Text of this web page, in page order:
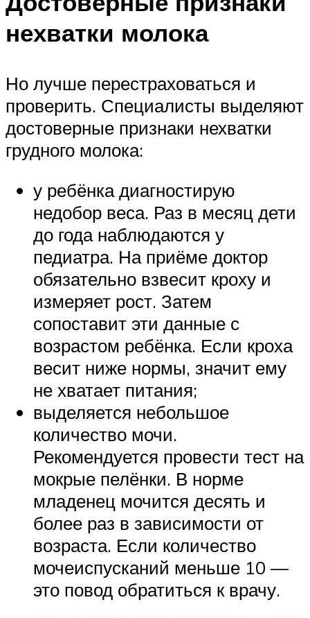
нехватки молока
Но лучше перестраховаться и
проверить. Специалисты выделяют
достоверные признаки нехватки
грудного молока:
у ребёнка диагностирую
недобор веса. Раз в месяц дети
до года наблюдаются у
педиатра. На приёме доктор
обязательно взвесит кроху и
измеряет рост. Затем
сопоставит эти данные с
возрастом ребёнка. Если кроха
весит ниже нормы, значит ему
не хватает питания;
выделяется небольшое
количество мочи.
Рекомендуется провести тест на
мокрые пелёнки. В норме
младенец мочится десять и
более раз в зависимости от
возраста. Если количество
мочеиспусканий меньше 10 —
это повод обратиться к врачу.